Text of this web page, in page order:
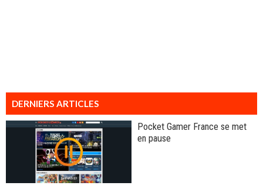
DERNIERS ARTICLES
Pocket Gamer France se met
en pause